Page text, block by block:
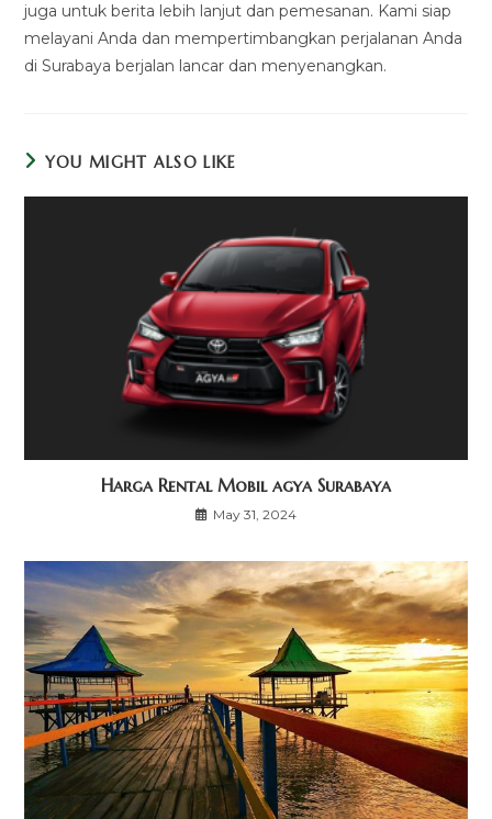
juga untuk berita lebih lanjut dan pemesanan. Kami siap
melayani Anda dan mempertimbangkan perjalanan Anda
di Surabaya berjalan lancar dan menyenangkan.
YOU MIGHT ALSO LIKE
Harga Rental Mobil agya Surabaya
May 31, 2024